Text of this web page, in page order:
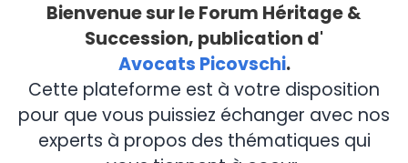
Bienvenue sur le Forum Héritage &
Succession, publication d'
Avocats Picovschi.
Cette plateforme est à votre disposition
pour que vous puissiez échanger avec nos
experts à propos des thématiques qui